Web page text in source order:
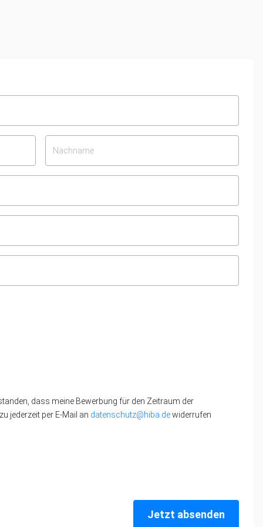
dass meine Bewerbung für den Zeitraum der
jederzeit per E-Mail an datenschutz@hiba.dewiderrufen
Jetzt absenden